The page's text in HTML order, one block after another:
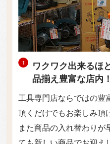
ワクワク出来るほ
品揃え豊富な店内！
工具専門店ならではの豊
頂くだけでもお楽しみ頂
また商品の入れ替わりが